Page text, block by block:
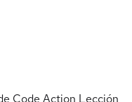
Code Action Lección